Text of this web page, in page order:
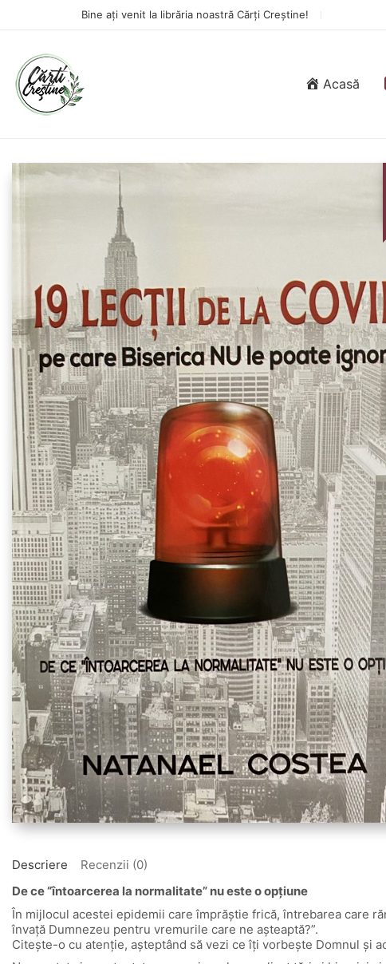
Bine ați venit la librăria noastră Cărți Creștine!
Acasă
Descriere
Recenzii (0)
De ce “întoarcerea la normalitate” nu este o opțiune
În mijlocul acestei epidemii care împrăştie frică, întrebarea care
învaţă Dumnezeu pentru vremurile care ne aşteaptă?”.
Citeşte-o cu atenţie, aşteptând să vezi ce îţi vorbeşte Domnul şi